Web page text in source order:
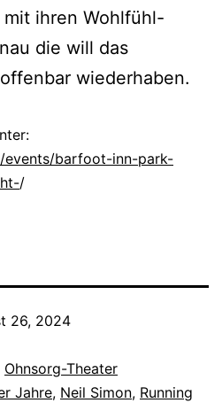
ihren Wohlfühl-
die will das
wiederhaben.
events/barfoot-inn-park-
/
26, 2024
Ohnsorg-Theater
Jahre, Neil Simon, Running